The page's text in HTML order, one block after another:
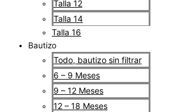
Talla 12
Talla 14
Talla 16
Bautizo
Todo, bautizo sin filtrar
6 – 9 Meses
9 – 12 Meses
12 – 18 Meses